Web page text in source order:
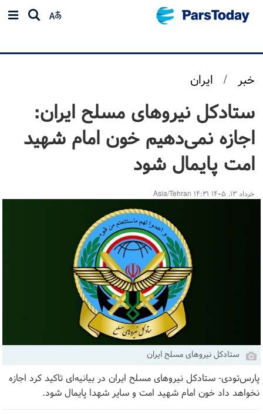
خبر / ایران
ستادکل نیروهای مسلح ایران:‌
اجازه نمی‌دهیم خون امام شهید
امت پایمال شود
خرداد ۱۳, ۱۴۰۵ ۱۴:۳۱ Asia/Tehran
ستادکل نیروهای مسلح ایران
پارس‌تودی- ستادکل نیروهای مسلح ایران در بیانیه‌ای تاکید کرد اجازه
نخواهد داد خون امام شهید امت و سایر شهدا پایمال شود.